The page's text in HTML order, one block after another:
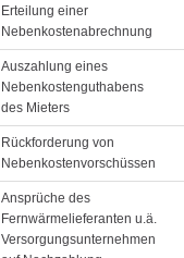
Erteilung einer
Nebenkostenabrechnung
Auszahlung eines
Nebenkostenguthabens
des Mieters
Rückforderung von
Nebenkostenvorschüssen
Ansprüche des
Fernwärmelieferanten u.ä.
Versorgungsunternehmen